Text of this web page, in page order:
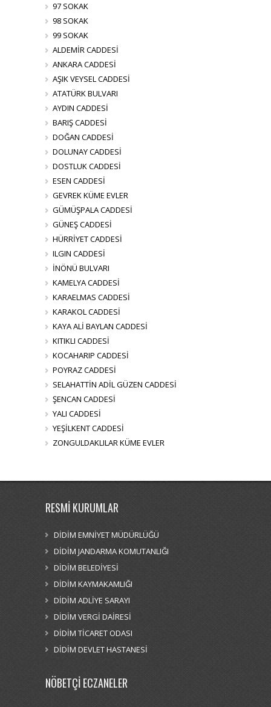
97 SOKAK
98 SOKAK
99 SOKAK
ALDEMİR CADDESİ
ANKARA CADDESİ
AŞIK VEYSEL CADDESİ
ATATÜRK BULVARI
AYDIN CADDESİ
BARIŞ CADDESİ
DOĞAN CADDESİ
DOLUNAY CADDESİ
DOSTLUK CADDESİ
ESEN CADDESİ
GEVREK KÜME EVLER
GÜMÜŞPALA CADDESİ
GÜNEŞ CADDESİ
HÜRRİYET CADDESİ
ILGIN CADDESİ
İNÖNÜ BULVARI
KAMELYA CADDESİ
KARAELMAS CADDESİ
KARAKOL CADDESİ
KAYA ALİ BAYLAN CADDESİ
KITIKLI CADDESİ
KOCAHARIP CADDESİ
POYRAZ CADDESİ
SELAHATTİN ADİL GÜZEN CADDESİ
ŞENCAN CADDESİ
YALI CADDESİ
YEŞİLKENT CADDESİ
ZONGULDAKLILAR KÜME EVLER
RESMİ KURUMLAR
DİDİM EMNİYET MÜDÜRLÜĞÜ
DİDİM JANDARMA KOMUTANLIĞI
DİDİM BELEDİYESİ
DİDİM KAYMAKAMLIĞI
DİDİM ADLİYE SARAYI
DİDİM VERGİ DAİRESİ
DİDİM TİCARET ODASI
DİDİM DEVLET HASTANESİ
NÖBETÇİ ECZANELER